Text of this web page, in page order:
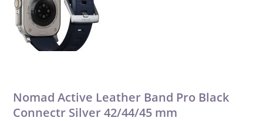
Nomad Active Leather Band Pro Black
Connectr Silver 42/44/45 mm